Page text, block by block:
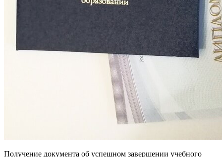
Получение документа об успешном завершении учебного